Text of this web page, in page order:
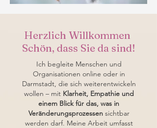
Herzlich Willkommen
Schön, dass Sie da sind!
Ich begleite Menschen und
Organisationen online oder in
Darmstadt, die sich weiterentwickeln
wollen – mit Klarheit, Empathie und
einem Blick für das, was in
Veränderungsprozessensichtbar
werden darf. Meine Arbeit umfasst